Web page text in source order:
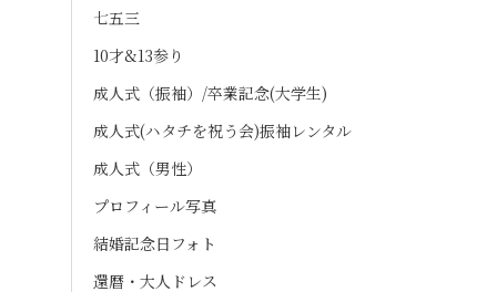
七五三
10才&13参り
成人式（振袖）/卒業記念(大学生)
成人式(ハタチを祝う会)振袖レンタル
成人式（男性）
プロフィール写真
結婚記念日フォト
還暦・大人ドレス